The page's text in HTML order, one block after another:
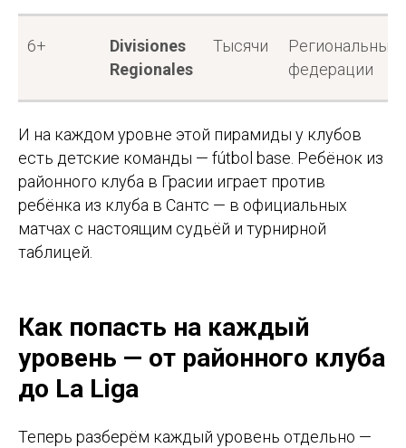
6+
Divisiones
Regionales
Тысячи
Региональные
федерации
И на каждом уровне этой пирамиды у клубов
есть детские команды — fútbol base. Ребёнок из
районного клуба в Грасии играет против
ребёнка из клуба в Сантс — в официальных
матчах с настоящим судьёй и турнирной
таблицей.
Как попасть на каждый
уровень — от районного клуба
до La Liga
Теперь разберём каждый уровень отдельно —